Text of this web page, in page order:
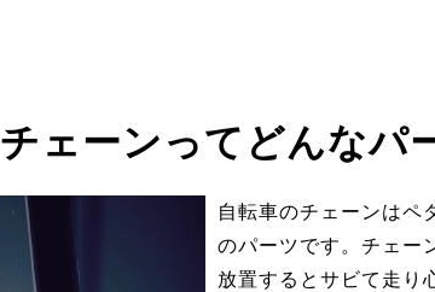
チェーンってどんなパ
自転車のチェーンはペ
のパーツです。チェー
放置するとサビて走り